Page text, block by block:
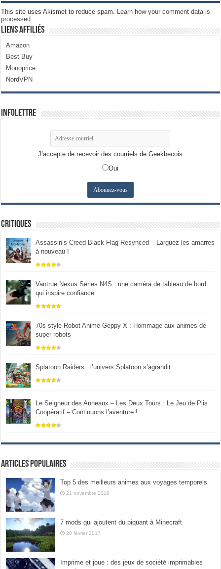
This site uses Akismet to reduce spam. Learn how your comment data is
processed.
Liens Affiliés
Amazon
Best Buy
Monoprice
NordVPN
Infolettre
J’accepte de recevoir des courriels de Geekbecois
Oui
Critiques
Assassin’s Creed Black Flag Resynced – Larguez les amarres
à nouveau !
Vantrue Nexus Series N4S : une caméra de tableau de bord
qui inspire confiance
70s-style Robot Anime Geppy-X : Hommage aux animes de
super robots
Splatoon Raiders : l’univers Splatoon s’agrandit
Le Seigneur des Anneaux – Les Deux Tours : Le Jeu de Plis
Coopératif – Continuons l’aventure !
Articles populaires
Top 5 des meilleurs animes aux voyages temporels
21 novembre 2018
7 mods qui ajoutent du piquant à Minecraft
20 février 2017
Imprime et joue : des jeux de société imprimables